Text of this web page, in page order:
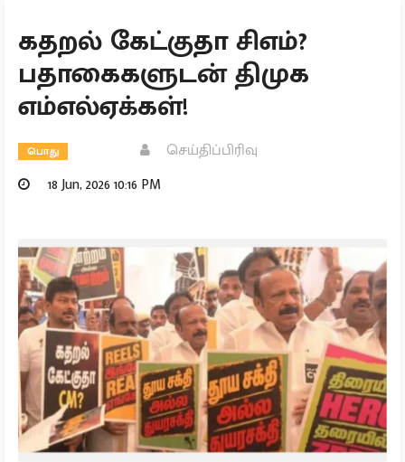
கதறல் கேட்குதா சிஎம்?
பதாகைகளுடன் திமுக
எம்எல்ஏக்கள்!
பொது
செய்திப்பிரிவு
18 Jun, 2026 10:16 PM